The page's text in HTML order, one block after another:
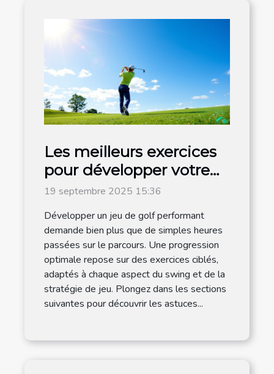
Les meilleurs exercices
pour développer votre
jeu de golf
19 septembre 2025 15:36
Développer un jeu de golf performant
demande bien plus que de simples heures
passées sur le parcours. Une progression
optimale repose sur des exercices ciblés,
adaptés à chaque aspect du swing et de la
stratégie de jeu. Plongez dans les sections
suivantes pour découvrir les astuces...